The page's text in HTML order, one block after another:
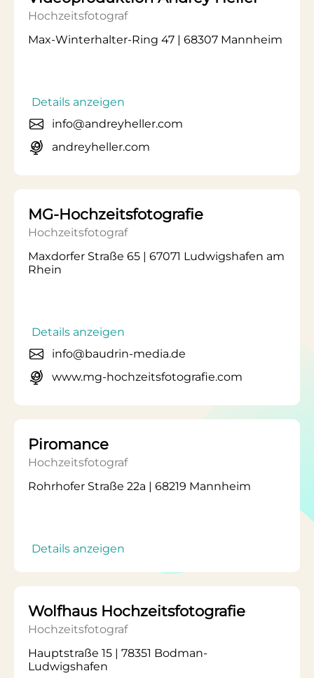
Hochzeitsfotograf
Max-Winterhalter-Ring 47 | 68307 Mannheim
Details anzeigen
info@andreyheller.com
andreyheller.com
MG-Hochzeitsfotografie
Hochzeitsfotograf
Maxdorfer Straße 65 | 67071 Ludwigshafen am
Rhein
Details anzeigen
info@baudrin-media.de
www.mg-hochzeitsfotografie.com
Piromance
Hochzeitsfotograf
Rohrhofer Straße 22a | 68219 Mannheim
Details anzeigen
Wolfhaus Hochzeitsfotografie
Hochzeitsfotograf
Hauptstraße 15 | 78351 Bodman-
Ludwigshafen